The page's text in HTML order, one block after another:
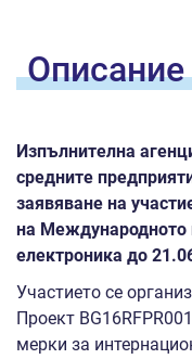
Изпълнителна
средните
заявяване на
на Международното
електроника до
Участието се
Проект
мерки за